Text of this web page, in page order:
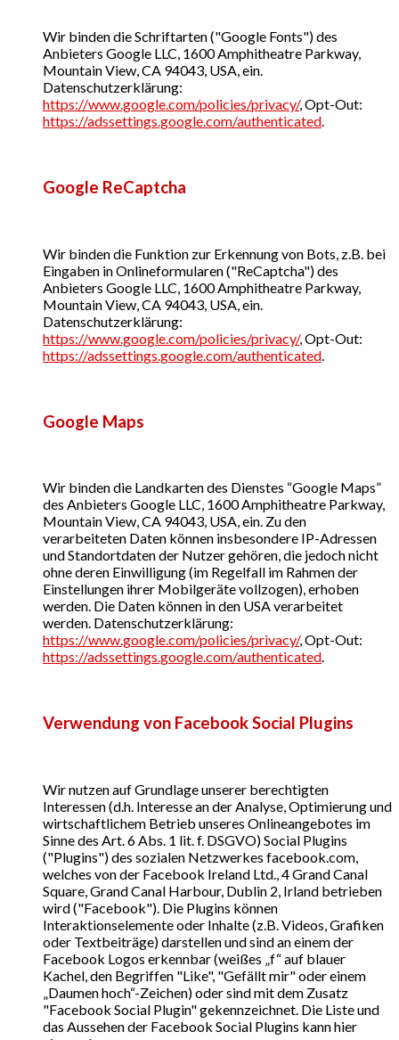
Wir binden die Schriftarten ("Google Fonts") des
Anbieters Google LLC, 1600 Amphitheatre Parkway,
Mountain View, CA 94043, USA, ein.
Datenschutzerklärung:
https://www.google.com/policies/privacy/, Opt-Out:
https://adssettings.google.com/authenticated.
Google ReCaptcha
Wir binden die Funktion zur Erkennung von Bots, z.B. bei
Eingaben in Onlineformularen ("ReCaptcha") des
Anbieters Google LLC, 1600 Amphitheatre Parkway,
Mountain View, CA 94043, USA, ein.
Datenschutzerklärung:
https://www.google.com/policies/privacy/, Opt-Out:
https://adssettings.google.com/authenticated.
Google Maps
Wir binden die Landkarten des Dienstes “Google Maps”
des Anbieters Google LLC, 1600 Amphitheatre Parkway,
Mountain View, CA 94043, USA, ein. Zu den
verarbeiteten Daten können insbesondere IP-Adressen
und Standortdaten der Nutzer gehören, die jedoch nicht
ohne deren Einwilligung (im Regelfall im Rahmen der
Einstellungen ihrer Mobilgeräte vollzogen), erhoben
werden. Die Daten können in den USA verarbeitet
werden. Datenschutzerklärung:
https://www.google.com/policies/privacy/, Opt-Out:
https://adssettings.google.com/authenticated.
Verwendung von Facebook Social Plugins
Wir nutzen auf Grundlage unserer berechtigten
Interessen (d.h. Interesse an der Analyse, Optimierung und
wirtschaftlichem Betrieb unseres Onlineangebotes im
Sinne des Art. 6 Abs. 1 lit. f. DSGVO) Social Plugins
("Plugins") des sozialen Netzwerkes facebook.com,
welches von der Facebook Ireland Ltd., 4 Grand Canal
Square, Grand Canal Harbour, Dublin 2, Irland betrieben
wird ("Facebook"). Die Plugins können
Interaktionselemente oder Inhalte (z.B. Videos, Grafiken
oder Textbeiträge) darstellen und sind an einem der
Facebook Logos erkennbar (weißes „f“ auf blauer
Kachel, den Begriffen "Like", "Gefällt mir" oder einem
„Daumen hoch“-Zeichen) oder sind mit dem Zusatz
"Facebook Social Plugin" gekennzeichnet. Die Liste und
das Aussehen der Facebook Social Plugins kann hier